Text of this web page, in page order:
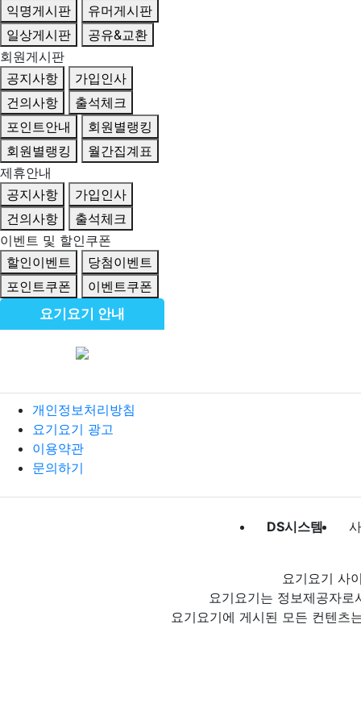
익명게시판
유머게시판
일상게시판
공유&교환
회원게시판
공지사항
가입인사
건의사항
출석체크
포인트안내
회원별랭킹
회원별랭킹
월간집계표
제휴안내
공지사항
가입인사
건의사항
출석체크
이벤트 및 할인쿠폰
할인이벤트
당첨이벤트
포인트쿠폰
이벤트쿠폰
요기요기 안내
개인정보처리방침
요기요기 광고
이용약관
문의하기
DS시스템
요기요기 사
요기요기는 정보제공자
요기요기에 게시된 모든 컨텐츠